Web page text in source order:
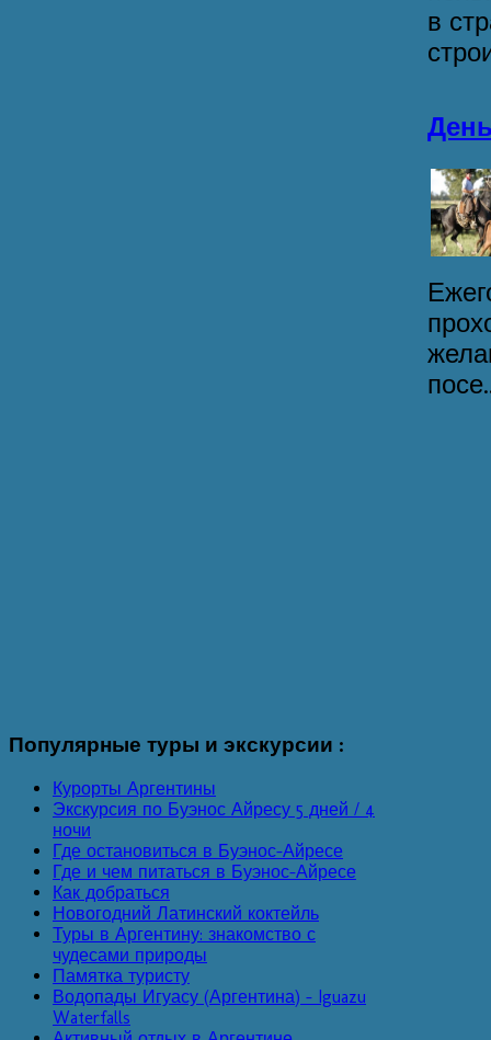
в
Популярные туры и экскурсии :
Курорты Аргентины
Экскурсия по Буэнос Айресу 5 дней / 4
ночи
Где остановиться в Буэнос-Айресе
Где и чем питаться в Буэнос-Айресе
Как добраться
Новогодний Латинский коктейль
Туры в Аргентину: знакомство с
чудесами природы
Памятка туристу
Водопады Игуасу (Аргентина) - Iguazu
Waterfalls